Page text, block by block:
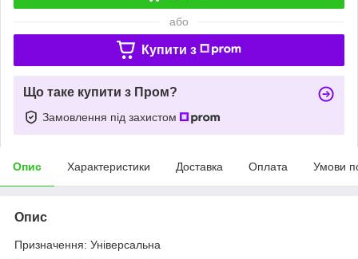
або
Купити з
Що таке купити з Пром?
Замовлення під захистом
Опис Характеристики Доставка Оплата Умови
Опис
Призначення: Універсальна